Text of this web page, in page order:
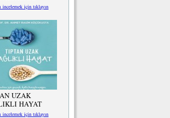
incelemek için tıklayın
UZAK
HAYAT
incelemek için tıklayın